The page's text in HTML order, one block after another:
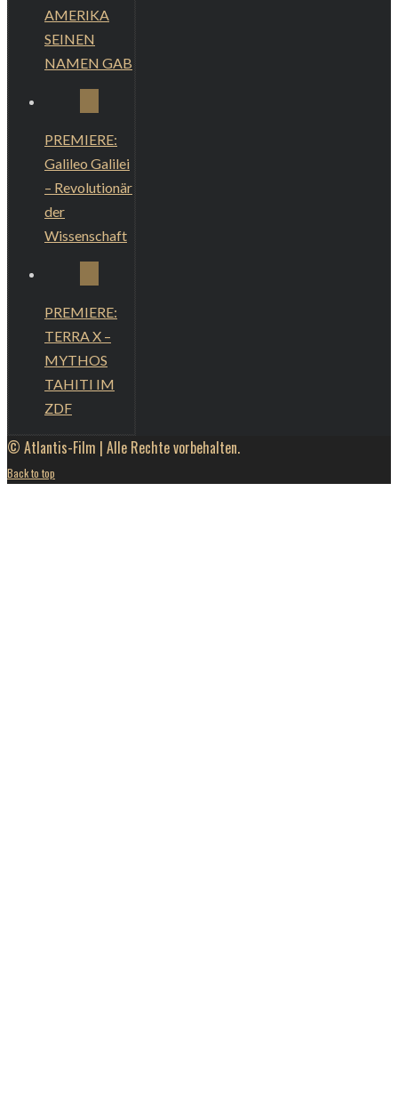
AMERIKA
SEINEN
NAMEN GAB
PREMIERE:
Galileo Galilei
– Revolutionär
der
Wissenschaft
PREMIERE:
TERRA X –
MYTHOS
TAHITI IM
ZDF
© Atlantis-Film | Alle Rechte vorbehalten.
Back to top